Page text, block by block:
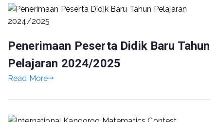
Penerimaan Peserta Didik Baru Tahun
Pelajaran 2024/2025
Read More